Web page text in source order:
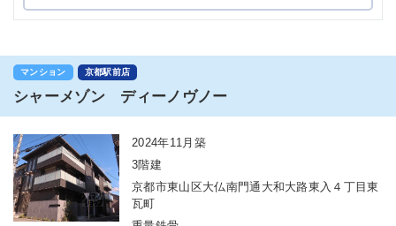
マンション 京都駅前店
シャーメゾン ディーノヴノー
2024年11月築
3階建
京都市東山区大仏南門通大和大路東入４丁目東
瓦町